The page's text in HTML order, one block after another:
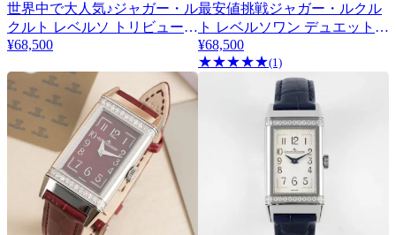
世界中で大人気♪ジャガー・ル
クルト レベルソ トリビュート
デュオ スーパーコピー
¥68,500
最安値挑戦ジャガー・ルクル
ト レベルソワン デュエット
偽物 Jae18139
¥68,500
★★★★★(1)